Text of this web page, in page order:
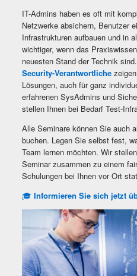
IT-Admins haben es oft mit
Netzwerke absichern, Benutzer
Infrastrukturen aufbauen und in
wichtiger, wenn das
neuesten Stand der Technik sind.
Security-Verantwortliche
Lösungen, auch für ganz
erfahrenen SysAdmins und
stellen Ihnen bei Bedarf Test-
Alle Seminare können Sie auch
buchen. Legen Sie selbst fest,
Team lernen möchten. Wir
Seminar zusammen zu einem
Schulungen bei Ihnen vor Ort
🎓 Informieren Sie sich jetzt